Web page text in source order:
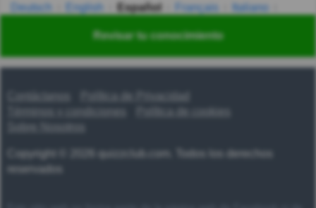
Revisar tu conocimiento
Deutsch English Español Français
Italiano
Українська हिन्दी 한국어 汉语
Contáctanos
Política de Privacidad
Términos y condiciones
Copyright © 2026 quizzclub.com. Todos los derechos
reservados